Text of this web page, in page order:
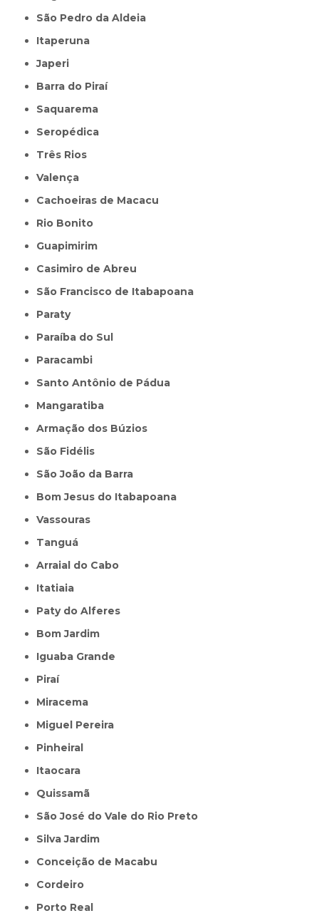
São Pedro da Aldeia
Itaperuna
Japeri
Barra do Piraí
Saquarema
Seropédica
Três Rios
Valença
Cachoeiras de Macacu
Rio Bonito
Guapimirim
Casimiro de Abreu
São Francisco de Itabapoana
Paraty
Paraíba do Sul
Paracambi
Santo Antônio de Pádua
Mangaratiba
Armação dos Búzios
São Fidélis
São João da Barra
Bom Jesus do Itabapoana
Vassouras
Tanguá
Arraial do Cabo
Itatiaia
Paty do Alferes
Bom Jardim
Iguaba Grande
Piraí
Miracema
Miguel Pereira
Pinheiral
Itaocara
Quissamã
São José do Vale do Rio Preto
Silva Jardim
Conceição de Macabu
Cordeiro
Porto Real